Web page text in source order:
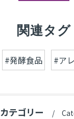
関連タグ
#発酵食品 #ア
カテゴリー